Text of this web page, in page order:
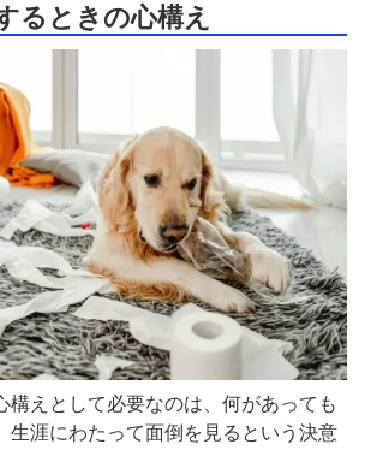
るときの心構え
構えとして必要なのは、何があっても
生涯にわたって面倒を見るという決意